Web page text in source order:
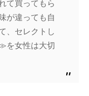
て買ってもら
が違っても自
、セレクトし
を女性は大切